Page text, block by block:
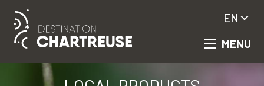
contenu
principal
MENU
EN